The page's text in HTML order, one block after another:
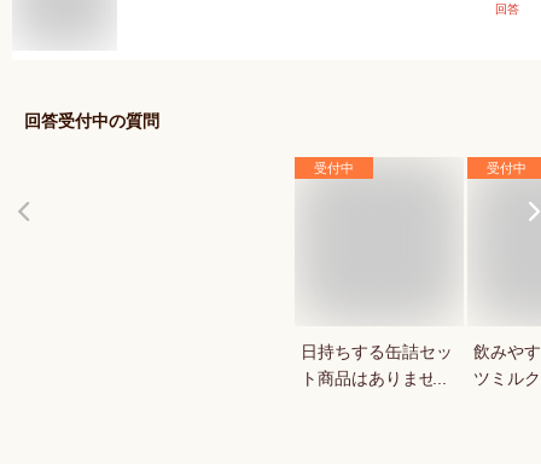
回答
回答受付中の質問
受付中
日持ちする缶詰セッ
ト商品はありません
受付中
飲みや
ツミル